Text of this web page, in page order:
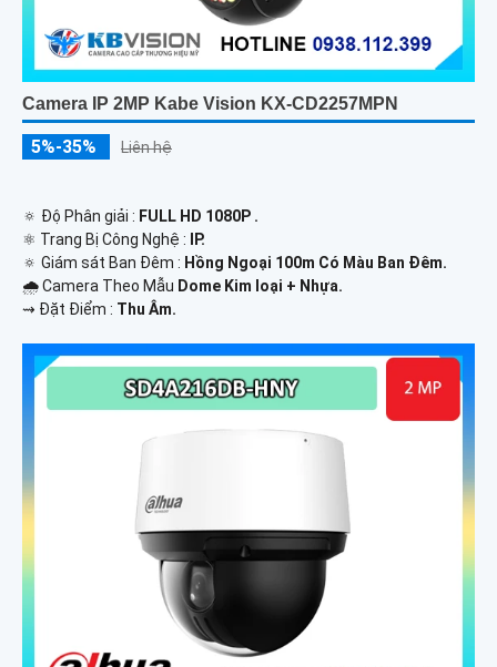
Camera IP 2MP Kabe Vision KX-CD2257MPN
5%-35% Liên hệ
🔅 Độ Phân giải : FULL HD 1080P .
⚛️ Trang Bị Công Nghệ :
IP.
🔅 Giám sát Ban Đêm : Hồng Ngoại 100m Có Màu Ban Ðêm.
🌧️ Camera Theo Mẫu Dome Kim loại + Nhựa.
️⇝ Đặt Điểm : Thu Âm.